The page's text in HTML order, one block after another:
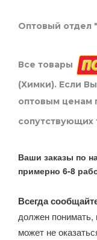
Оптовый отдел
Все товары
(Химки). Если
оптовым ценам
сопутствующих
Ваши заказы по
примерно 6-8
Всегда
должен понимать,
может не